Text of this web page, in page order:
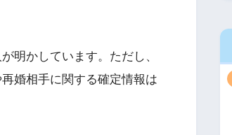
明かしています。ただし、
婚相手に関する確定情報は